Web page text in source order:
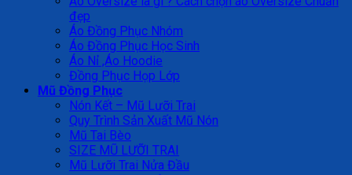
đẹp
Áo Đồng Phục Nhóm
Áo Đồng Phục Học Sinh
Áo Nỉ ,Áo Hoodie
Đồng Phục Họp Lớp
Mũ Đồng Phục
Nón Kết – Mũ Lưỡi Trai
Quy Trình Sản Xuất Mũ Nón
Mũ Tai Bèo
SIZE MŨ LƯỠI TRAI
Mũ Lưỡi Trai Nửa Đầu